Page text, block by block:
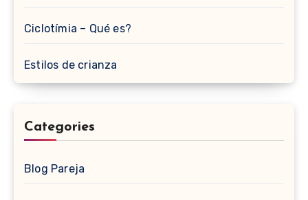
Ciclotímia – Qué es?
Estilos de crianza
Categories
Blog Pareja